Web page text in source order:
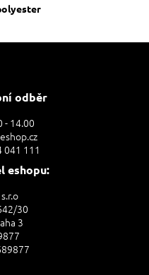
odběr
- 14.00
041 111
eshopu:
30
3